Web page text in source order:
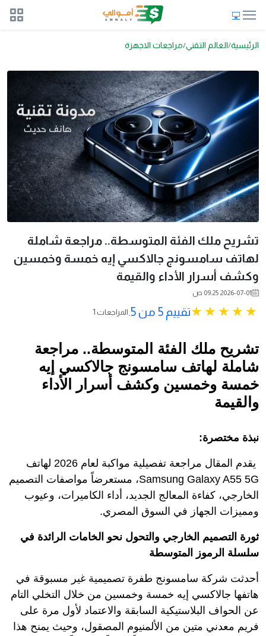
الرئيسية العالم التقني مراجعات الاجهزة
تشريح ملك الفئة المتوسطة.. مراجعة شاملة
لهاتف سامسونج جالاكسي إيه خمسة وخمسين
وكشف أسرار الأداء والقيمة
2026-07-01 09:25 ص
تقييم 5 من 5. 1 المراجعات
تشريح ملك الفئة المتوسطة.. مراجعة
شاملة لهاتف سامسونج جالاكسي إيه
خمسة وخمسين وكشف أسرار الأداء
والقيمة
نبذة مختصرة:
يقدم المقال مراجعة تفصيلية مواكبة لعام 2026 لهاتف
Samsung Galaxy A55 5G، مستعرضاً مواصفات التصميم
الخارجي، كفاءة المعالج الجديد، أداء الكاميرات، وعيوب
ومميزات الجهاز في السوق المصري.
ثورة التصميم الخارجي والتحول نحو الخامات الرائدة في
سلسلة الرموز المتوسطة
أحدثت شركة سامسونج طفرة تصميمية غير مسبوقة في
هاتفها جالاكسي إيه خمسة وخمسين من خلال التخلي التام
عن الحواف البلاستيكية السابقة والاعتماد لأول مرة على
فريم معدني متين من الألمنيوم المصقول، وحيث يمنح هذا